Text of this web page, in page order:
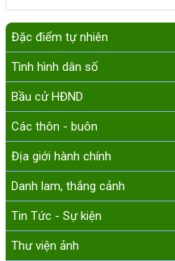
Đặc điểm tự nhiên
Tình hình dân số
Bầu cử HĐND
Các thôn - buôn
Địa giới hành chính
Danh lam, thắng cảnh
Tin Tức - Sự kiện
Thư viện ảnh